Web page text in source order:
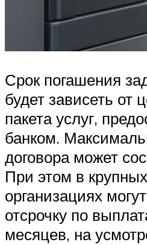
Срок погашения
будет зависеть от
пакета услуг,
банком.
договора может
При этом в
организациях
отсрочку по
месяцев, на